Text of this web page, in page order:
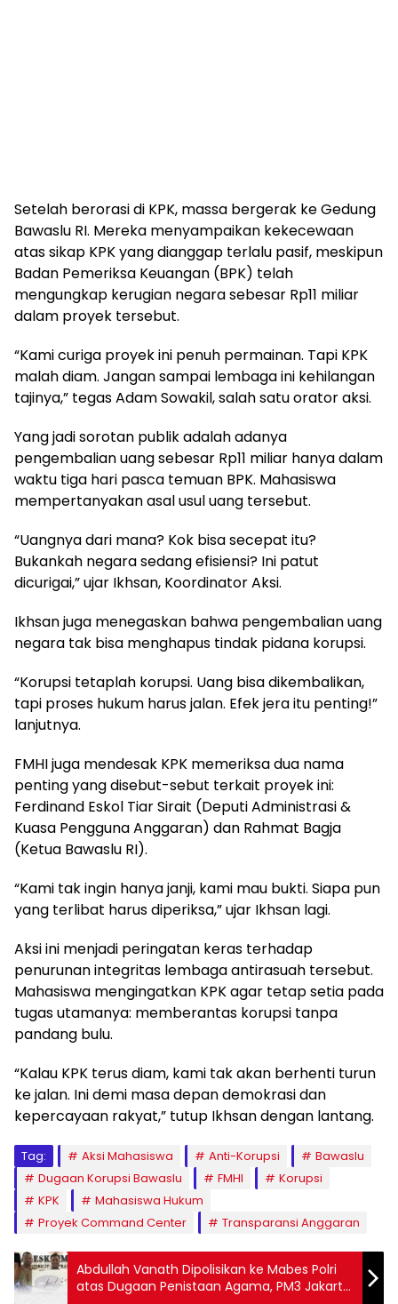
Setelah berorasi di KPK, massa bergerak ke Gedung
Bawaslu RI. Mereka menyampaikan kekecewaan
atas sikap KPK yang dianggap terlalu pasif, meskipun
Badan Pemeriksa Keuangan (BPK) telah
mengungkap kerugian negara sebesar Rp11 miliar
dalam proyek tersebut.
“Kami curiga proyek ini penuh permainan. Tapi KPK
malah diam. Jangan sampai lembaga ini kehilangan
tajinya,” tegas Adam Sowakil, salah satu orator aksi.
Yang jadi sorotan publik adalah adanya
pengembalian uang sebesar Rp11 miliar hanya dalam
waktu tiga hari pasca temuan BPK. Mahasiswa
mempertanyakan asal usul uang tersebut.
“Uangnya dari mana? Kok bisa secepat itu?
Bukankah negara sedang efisiensi? Ini patut
dicurigai,” ujar Ikhsan, Koordinator Aksi.
Ikhsan juga menegaskan bahwa pengembalian uang
negara tak bisa menghapus tindak pidana korupsi.
“Korupsi tetaplah korupsi. Uang bisa dikembalikan,
tapi proses hukum harus jalan. Efek jera itu penting!”
lanjutnya.
FMHI juga mendesak KPK memeriksa dua nama
penting yang disebut-sebut terkait proyek ini:
Ferdinand Eskol Tiar Sirait (Deputi Administrasi &
Kuasa Pengguna Anggaran) dan Rahmat Bagja
(Ketua Bawaslu RI).
“Kami tak ingin hanya janji, kami mau bukti. Siapa pun
yang terlibat harus diperiksa,” ujar Ikhsan lagi.
Aksi ini menjadi peringatan keras terhadap
penurunan integritas lembaga antirasuah tersebut.
Mahasiswa mengingatkan KPK agar tetap setia pada
tugas utamanya: memberantas korupsi tanpa
pandang bulu.
“Kalau KPK terus diam, kami tak akan berhenti turun
ke jalan. Ini demi masa depan demokrasi dan
kepercayaan rakyat,” tutup Ikhsan dengan lantang.
Tag: Aksi Mahasiswa Anti-Korupsi
Bawaslu
Dugaan Korupsi Bawaslu
FMHI
Korupsi
KPK
Mahasiswa Hukum
Proyek Command Center
Transparansi Anggaran
Abdullah Vanath Dipolisikan ke Mabes Polri
atas Dugaan Penistaan Agama, PM3 Jakarta